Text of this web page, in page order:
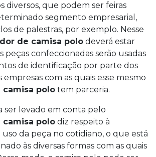
diversos, que podem ser feiras
segmento empresarial,
de palestras, por exemplo. Nesse
de camisa polo deverá estar
peças confeccionadas serão usadas
de identificação por parte dos
com as quais esse mesmo
polo tem parceria.
ser levado em conta pelo
polo diz respeito à
da peça no cotidiano, o que está
às diversas formas com as quais